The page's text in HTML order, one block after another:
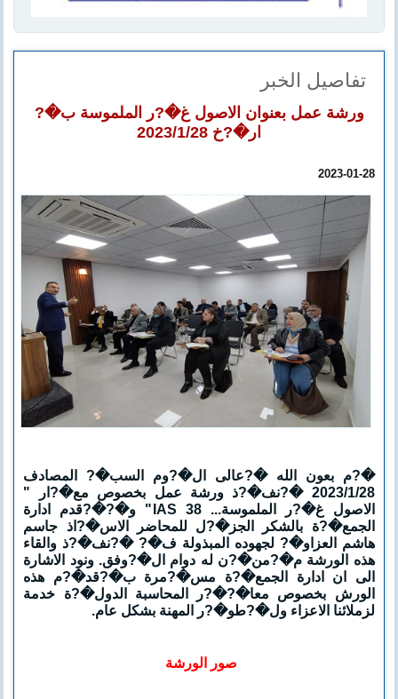
تفاصيل الخبر
ورشة عمل بعنوان الاصول غ�?ر الملموسة ب�?
ار�?خ 2023/1/28
2023-01-28
�?م بعون الله �?عالى ال�?وم السب�? المصادف
2023/1/28 �?نف�?ذ ورشة عمل بخصوص مع�?ار "
الاصول غ�?ر الملموسة... IAS 38" و�?�?قدم ادارة
الجمع�?ة بالشكر الجز�?ل للمحاضر الاس�?اذ جاسم
هاشم العزاو�? لجهوده المبذولة ف�? �?نف�?ذ والقاء
هذه الورشة م�?من�?ن له دوام ال�?وفق. ونود الاشارة
الى ان ادارة الجمع�?ة مس�?مرة ب�?قد�?م هذه
الورش بخصوص معا�?�?ر المحاسبة الدول�?ة خدمة
لزملائنا الاعزاء ول�?طو�?ر المهنة بشكل عام.
صور الورشة